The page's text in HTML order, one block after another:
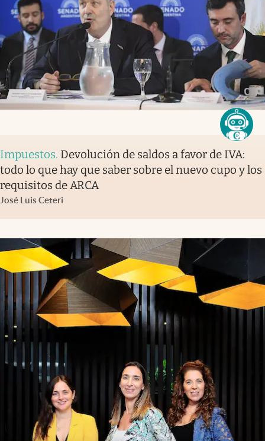
Impuestos. Devolución de saldos a favor de IVA:
todo lo que hay que saber sobre el nuevo cupo y los
requisitos de ARCA
José Luis Ceteri